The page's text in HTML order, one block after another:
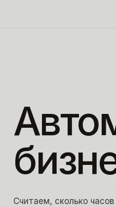
Считаем, сколько